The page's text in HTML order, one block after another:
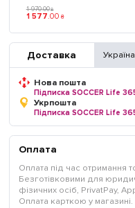
1 970.00 ₴
1 577.00 ₴
Доставка Україна
Нова пошта
Підписка SOCCER Life
Укрпошта
Підписка SOCCER Life
Оплата
Оплата під час отримання
Безготівковими для
фізичних осіб, PrivatPay,
Оплата карткою у магазині.